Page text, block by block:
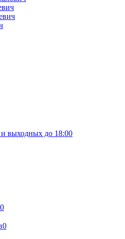
и выходных до 18:00
0
0